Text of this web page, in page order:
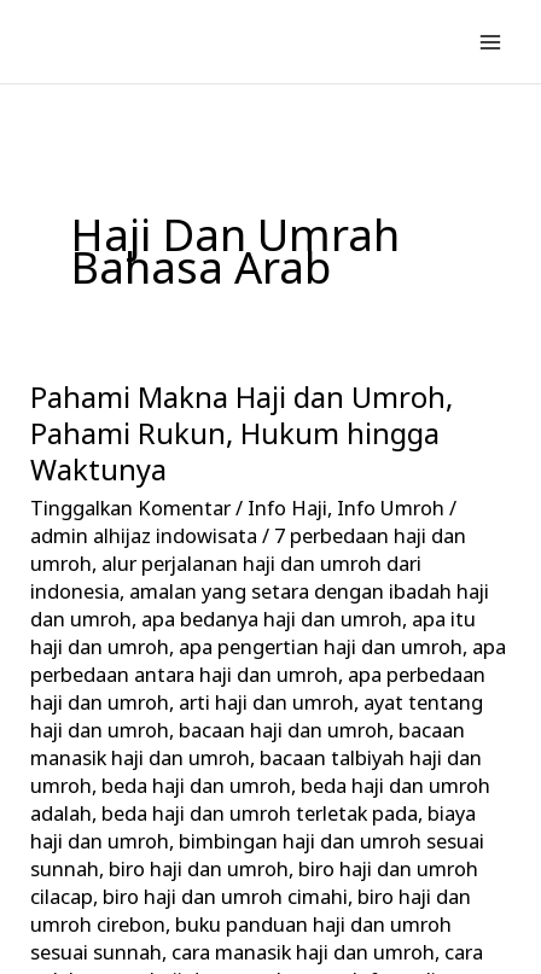
konten
Haji Dan Umrah
Bahasa Arab
Pahami Makna Haji dan Umroh,
Pahami Rukun, Hukum hingga
Waktunya
Tinggalkan Komentar/ Info Haji, Info Umroh /
admin alhijaz indowisata/ 7 perbedaan haji dan
umroh, alur perjalanan haji dan umroh dari
indonesia, amalan yang setara dengan ibadah haji
dan umroh, apa bedanya haji dan umroh, apa itu
haji dan umroh, apa pengertian haji dan umroh, apa
perbedaan antara haji dan umroh, apa perbedaan
haji dan umroh, arti haji dan umroh, ayat tentang
haji dan umroh, bacaan haji dan umroh, bacaan
manasik haji dan umroh, bacaan talbiyah haji dan
umroh, beda haji dan umroh, beda haji dan umroh
adalah, beda haji dan umroh terletak pada, biaya
haji dan umroh, bimbingan haji dan umroh sesuai
sunnah, biro haji dan umroh, biro haji dan umroh
cilacap, biro haji dan umroh cimahi, biro haji dan
umroh cirebon, buku panduan haji dan umroh
sesuai sunnah, cara manasik haji dan umroh, cara
Pahami
Makna
Haji
dan
Umroh,
Pahami
Rukun,
Hukum
hingga
Waktunya